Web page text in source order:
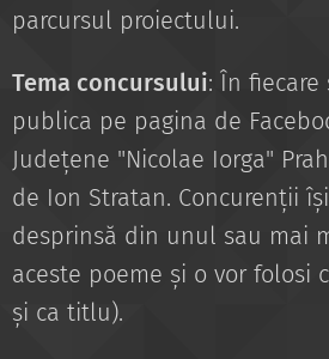
parcursul proiectului.
Tema concursului: În fiecare
publica pe pagina de
Județene "Nicolae Iorga"
de Ion Stratan. Concurenții
desprinsă din unul sau mai
aceste poeme și o vor folosi
și ca titlu).